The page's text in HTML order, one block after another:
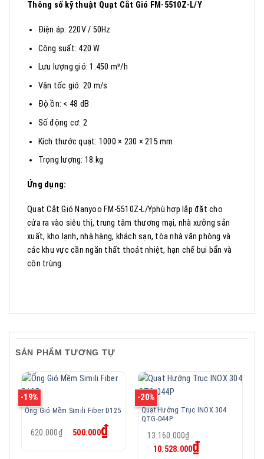
Thông số kỹ thuật Quạt Cắt Gió FM-5510Z-L/Y
Điện áp: 220V / 50Hz
Công suất: 420 W
Lưu lượng gió: 1.450 m³/h
Vận tốc gió: 20 m/s
Độ ồn: < 48 dB
Số động cơ: 2
Kích thước quạt: 1000 × 230 × 215 mm
Trọng lượng: 18 kg
Ứng dụng:
Quạt Cắt Gió Nanyoo FM-5510Z-L/Yphù hợp lắp đặt cho
cửa ra vào siêu thị, trung tâm thương mại, nhà xưởng sản
xuất, kho lạnh, nhà hàng, khách sạn, tòa nhà văn phòng và
các khu vực cần ngăn thất thoát nhiệt, hạn chế bụi bẩn và
côn trùng.
SẢN PHẨM TƯƠNG TỰ
-19%
Ống Gió Mềm Simili Fiber D125
620.000₫
Giá
gốc
500.000₫
-20%
Quạt Hướng Trục INOX 304
QTG-044P
13.160.000₫
gốc
là:
10.528.000₫